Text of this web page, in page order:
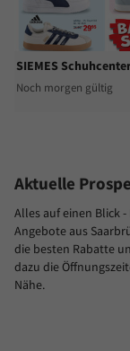
SIEMES
Noch morgen gültig
Aktuelle
Alles auf einen Blick
Angebote aus
die besten Rabatte
dazu die
Nähe.